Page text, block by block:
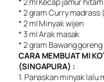
* 2 gram Curry madrass
* 2 ml Minyak wijen
* 3 ml Arak masak
* 2 gram Bawang goreng
CARA MEMBUAT MI
(SINGAPURA) :
1. Panaskan minyak lalu